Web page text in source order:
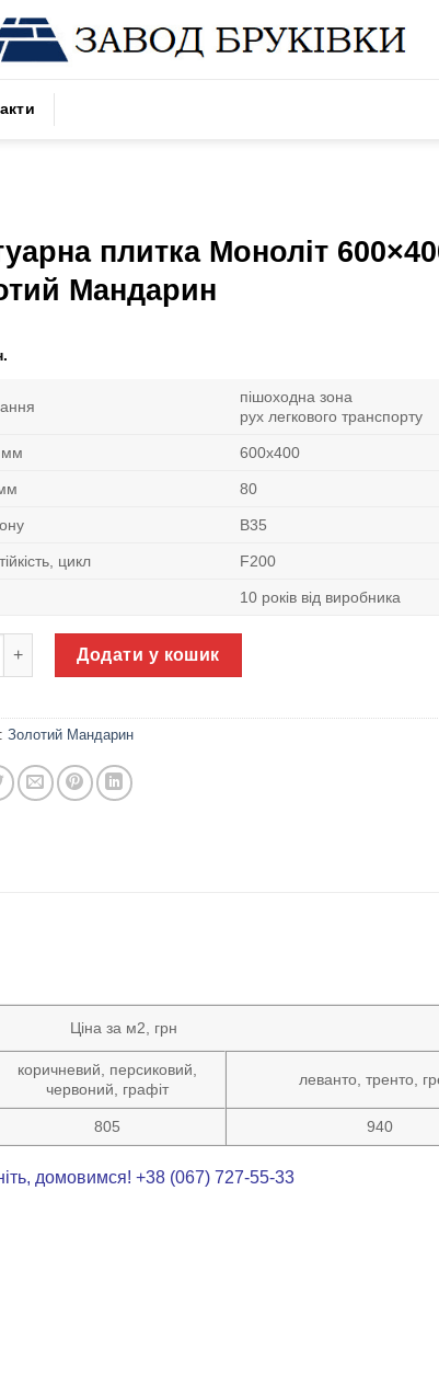
плитка Моноліт
Мандарин
пішоходна зона
рух легкового транспорту
мм 600х400
80
В35
цикл F200
10 років від виробника
плитка Моноліт 600x400 Золотий Мандарин кількість
Додати у кошик
Золотий Мандарин
Ціна за м2, грн
коричневий, персиковий,
червоний, графіт
леванто, тренто,
805 940
домовимся! +38 (067) 727-55-33